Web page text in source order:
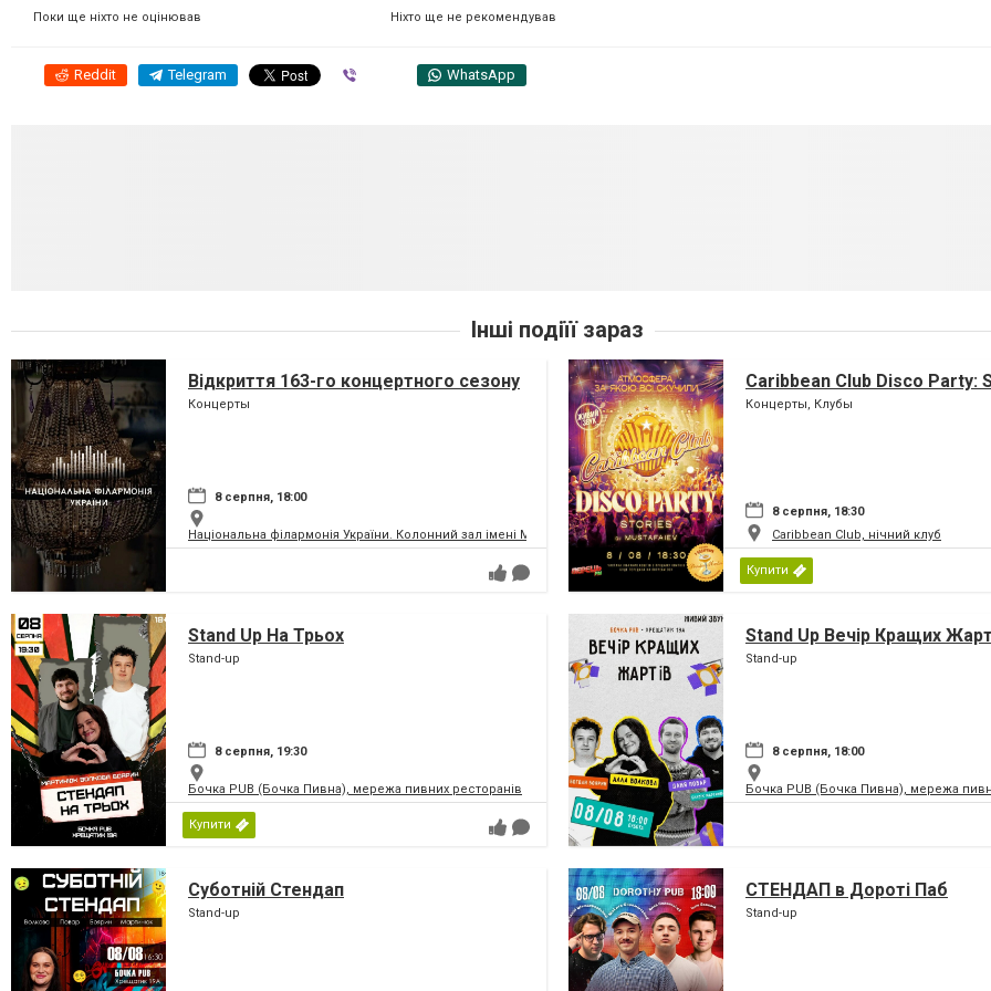
Поки ще ніхто не оцінював Ніхто ще не рекомендував
Reddit Telegram WhatsApp
Інші подіїї зараз
Відкриття 163-го концертного сезону
Концерты
8 серпня, 18:00
Національна філармонія України. Колонний зал імені М.В.Лисенка
Caribbean Club Disco Party:
Концерты, Клубы
8 серпня, 18:30
Caribbean Club, нічний клуб
Купити
Stand Up На Трьох
Stand-up
8 серпня, 19:30
Бочка PUB (Бочка Пивна), мережа пивних ресторанів
Купити
Stand Up Вечір Кращих
Stand-up
8 серпня, 18:00
Бочка PUB (Бочка Пивна), мережа
Суботній Стендап
Stand-up
СТЕНДАП в Дороті Паб
Stand-up